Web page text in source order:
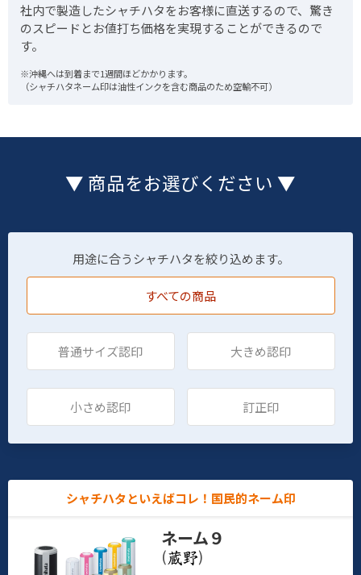
社内で製造したシャチハタをお客様に直送するので、驚き
のスピードとお値打ち価格を実現することができるので
す。
※沖縄へは到着まで1週間ほどかかります。
（シャチハタネーム印は油性インクを含む商品のため空輸不可）
▼ 商品をお選びください ▼
用途に合うシャチハタを絞り込めます。
すべての商品
普通サイズ認印 大きめ認印
小さめ認印 訂正印
シャチハタといえばコレ！国民的ネーム印
ネーム９
(
)